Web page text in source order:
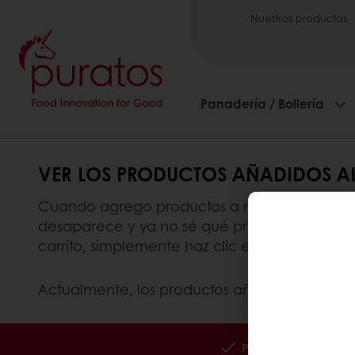
Nuestros productos
Panadería / Bollería
VER LOS PRODUCTOS AÑADIDOS
Cuando agrego productos a mi carrito, veo
desaparece y ya no sé qué productos de mi
carrito, simplemente haz clic en el icono
Actualmente, los productos añadidos al
Pedidos 24/7